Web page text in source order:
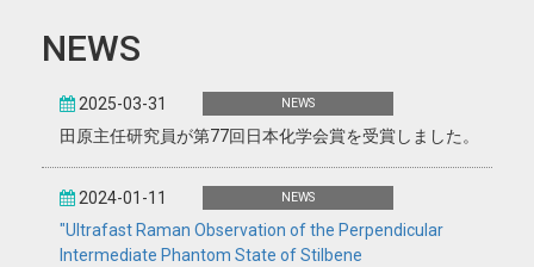
NEWS
2025-03-31 NEWS
田原主任研究員が第77回日本化学会賞を受賞しました。
2024-01-11 NEWS
"Ultrafast Raman Observation of the Perpendicular
Intermediate Phantom State of Stilbene